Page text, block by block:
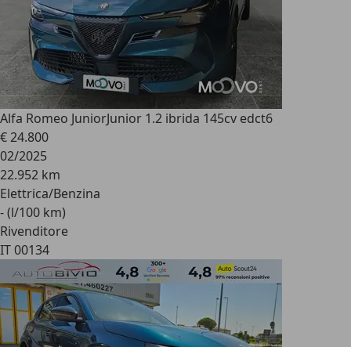
Alfa Romeo JuniorJunior 1.2 ibrida 145cv edct6
€ 24.800
02/2025
22.952 km
Elettrica/Benzina
- (l/100 km)
Rivenditore
IT 00134